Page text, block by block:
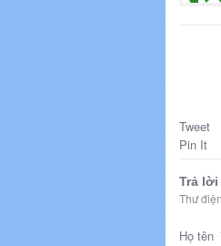
Tweet
Pin It
Trả lời
Thư
Họ tên